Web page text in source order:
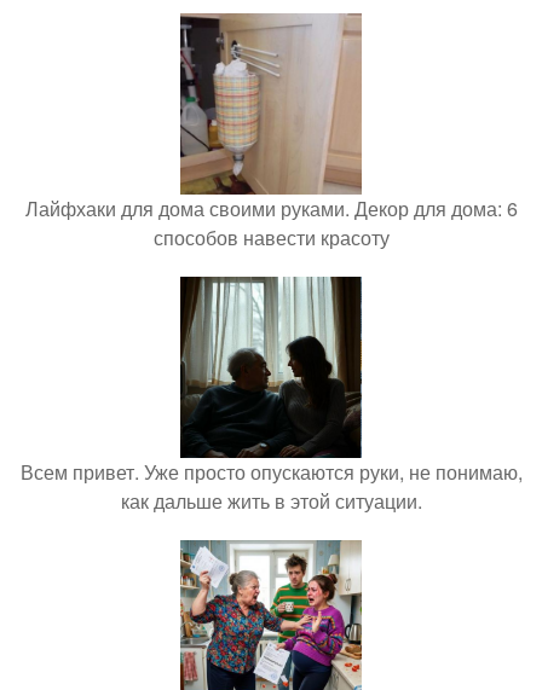
Лайфхаки для дома своими руками. Декор для дома: 6
способов навести красоту
Всем привет. Уже просто опускаются руки, не понимаю,
как дальше жить в этой ситуации.